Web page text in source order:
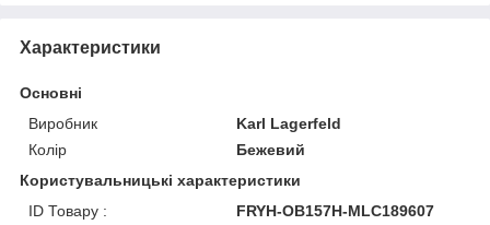
Характеристики
Основні
Виробник
Karl Lagerfeld
Колір
Бежевий
Користувальницькі характеристики
ID Товару :
FRYH-OB157H-MLC189607